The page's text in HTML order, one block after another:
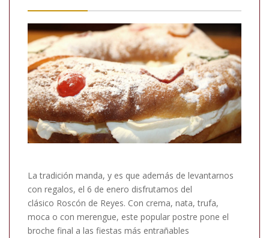
La tradición manda, y es que además de levantarnos
con regalos, el 6 de enero disfrutamos del
clásico Roscón de Reyes. Con crema, nata, trufa,
moca o con merengue, este popular postre pone el
broche final a las fiestas más entrañables